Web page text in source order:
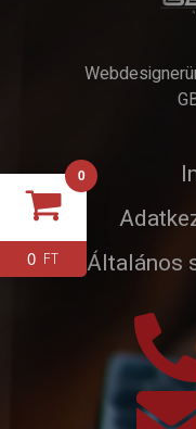
Általános
0
0 FT